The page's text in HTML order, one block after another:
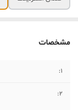
مشخصات
1:
2: